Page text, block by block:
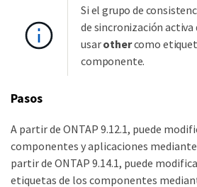
Si el grupo de
de sincronización activa
usarothercomo
componente.
Pasos
A partir de ONTAP 9.12.1, puede
componentes y aplicaciones
partir de ONTAP 9.14.1, puede
etiquetas de los componentes